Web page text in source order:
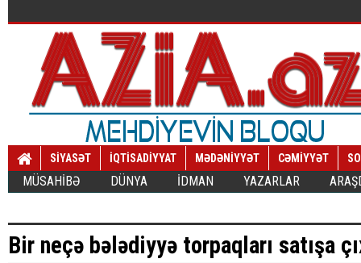
SİYASƏT İQTİSADİYYAT MƏDƏNİYYƏT CƏMİYYƏT
MÜSAHİBƏ DÜNYA İDMAN YAZARLAR
Bir neçə bələdiyyə torpaqları satışa